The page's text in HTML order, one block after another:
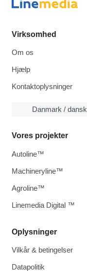
Virksomhed
Om os
Hjælp
Kontaktoplysninger
Danmark / dansk
Oplysninger
Vilkår & betingelser
Datapolitik
Vores projekter
Autoline™
Machineryline™
Agroline™
Linemedia Digital ™